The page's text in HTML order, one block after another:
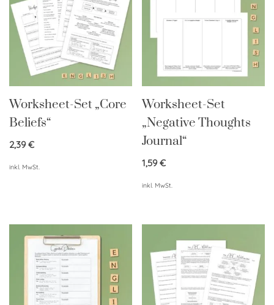
Worksheet-Set „Core
Beliefs“
2,39€
inkl. MwSt.
Worksheet-Set
„Negative Thoughts
Journal“
1,59€
inkl. MwSt.